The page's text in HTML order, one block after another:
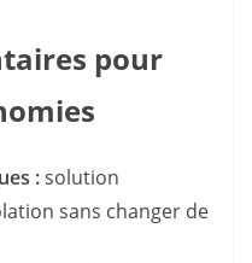
pour
:solution
sans changer de